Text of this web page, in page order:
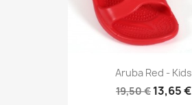
Aruba Red - Kids
19,50 € 13,65 €